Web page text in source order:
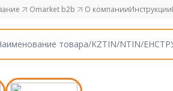
Omarket b2b О компанииИнструкции